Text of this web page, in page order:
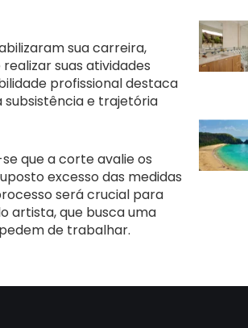
sua carreira,
suas atividades
profissional destaca
subsistência e trajetória
que a corte avalie os
excesso das medidas
será crucial para
artista, que busca uma
de trabalhar.